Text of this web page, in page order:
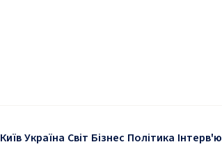
КиївУкраїна Світ Бізнес Політика Інтерв'ю